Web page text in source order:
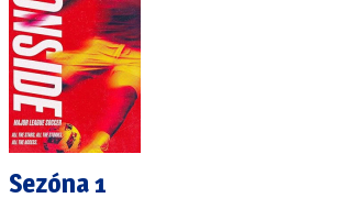
Sezóna 1